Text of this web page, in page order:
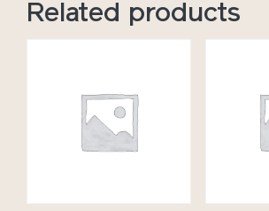
Related products